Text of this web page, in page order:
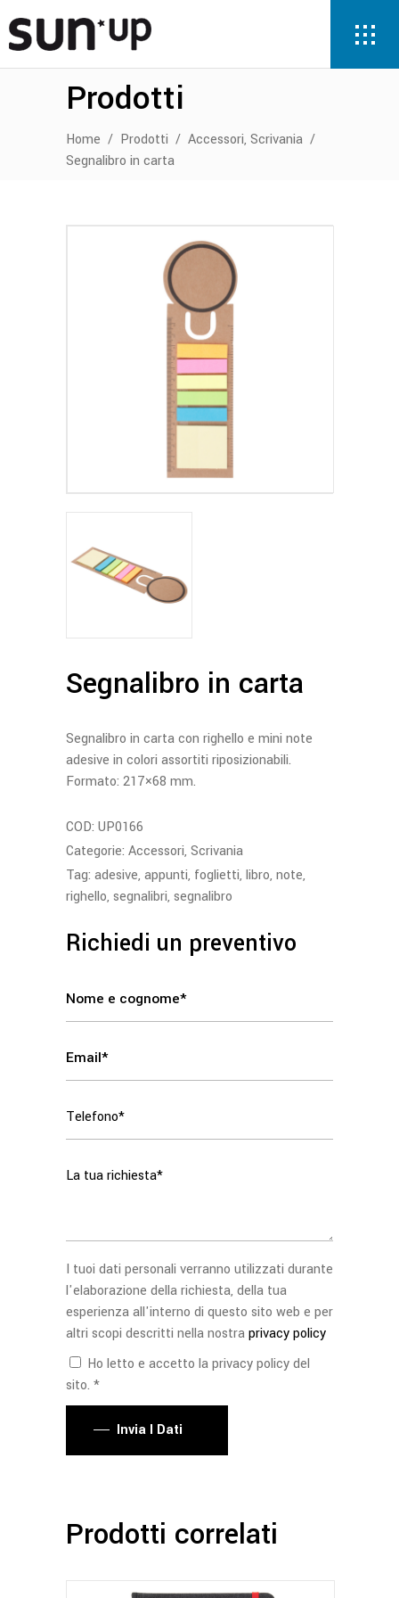
Prodotti
Home / Prodotti / Accessori, Scrivania /
Segnalibro in carta
Segnalibro in carta
Segnalibro in carta con righello e mini note
adesive in colori assortiti riposizionabili.
Formato: 217×68 mm.
COD: UP0166
Categorie: Accessori, Scrivania
Tag: adesive, appunti, foglietti, libro, note,
righello, segnalibri, segnalibro
Richiedi un preventivo
I tuoi dati personali verranno utilizzati durante
l'elaborazione della richiesta, della tua
esperienza all'interno di questo sito web e per
altri scopi descritti nella nostraprivacy policy
Ho letto e accetto la privacy policy del
sito. *
Invia I Dati
Prodotti correlati